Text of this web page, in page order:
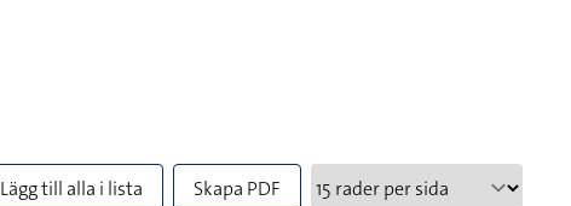
Lägg till alla i lista Skapa PDF